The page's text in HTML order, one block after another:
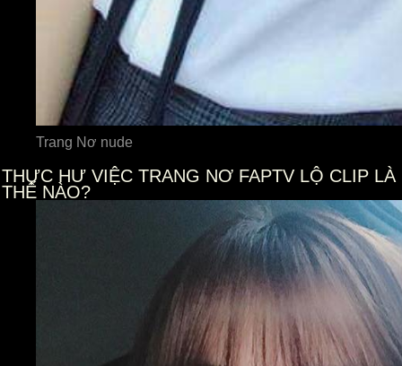
Trang Nơ nude
THỰC HƯ VIỆC TRANG NƠ FAPTV LỘ CLIP LÀ
THẾ NÀO?